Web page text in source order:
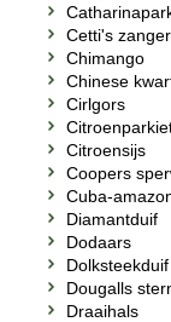
Cetti's zanger
Chimango
Chinese
Cirlgors
Citroensijs
Coopers
Cuba-
Diamantduif
Dodaars
Dolksteekduif
Dougalls
Draaihals